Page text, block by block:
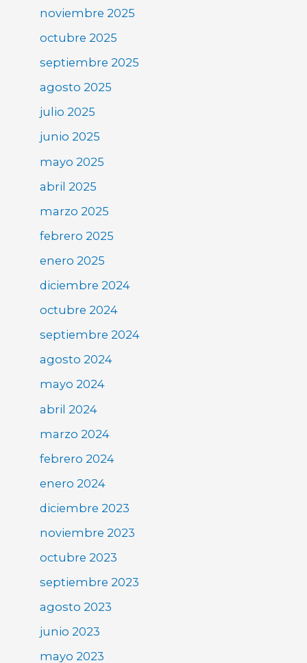
noviembre 2025
octubre 2025
septiembre 2025
agosto 2025
julio 2025
junio 2025
mayo 2025
abril 2025
marzo 2025
febrero 2025
enero 2025
diciembre 2024
octubre 2024
septiembre 2024
agosto 2024
mayo 2024
abril 2024
marzo 2024
febrero 2024
enero 2024
diciembre 2023
noviembre 2023
octubre 2023
septiembre 2023
agosto 2023
junio 2023
mayo 2023